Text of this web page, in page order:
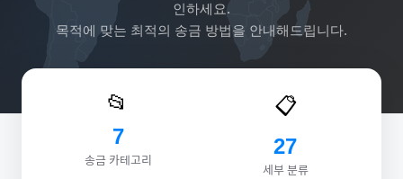
인하세요.
목적에 맞는 최적의 송금 방법을 안내해드립니다.
📂
7
송금 카테고리
📋
27
세부 분류